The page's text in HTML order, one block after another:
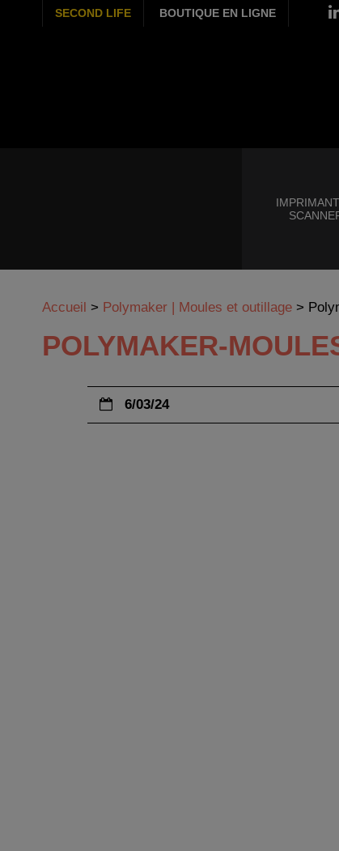
SECOND LIFE BOUTIQUE EN LIGNE
Accueil > Polymaker | Moules et outillage >
POLYMAKER-
6/03/24